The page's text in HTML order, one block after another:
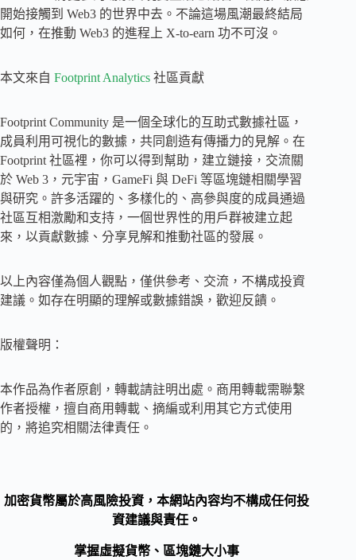
開始接觸到 Web3 的世界中去。不論這場風潮最終結局
如何，在推動 Web3 的進程上 X-to-earn 功不可沒。
本文來自 Footprint Analytics 社區貢獻
Footprint Community 是一個全球化的互助式數據社區，
成員利用可視化的數據，共同創造有傳播力的見解。在
Footprint 社區裡，你可以得到幫助，建立鏈接，交流關
於 Web 3，元宇宙，GameFi 與 DeFi 等區塊鏈相關學習
與研究。許多活躍的、多樣化的、高參與度的成員通過
社區互相激勵和支持，一個世界性的用戶群被建立起
來，以貢獻數據、分享見解和推動社區的發展。
以上內容僅為個人觀點，僅供參考、交流，不構成投資
建議。如存在明顯的理解或數據錯誤，歡迎反饋。
版權聲明：
本作品為作者原創，轉載請註明出處。商用轉載需聯繫
作者授權，擅自商用轉載、摘編或利用其它方式使用
的，將追究相關法律責任。
加密貨幣屬於高風險投資，本網站內容均不構成任何投
資建議與責任。
掌握虛擬貨幣、區塊鏈大小事